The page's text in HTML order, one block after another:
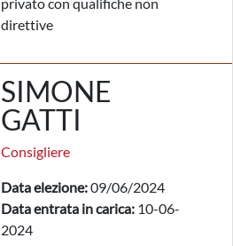
direttive
SIMONE
GATTI
Consigliere
Data elezione:09/06/2024
Data entrata in carica: 10-06-
2024